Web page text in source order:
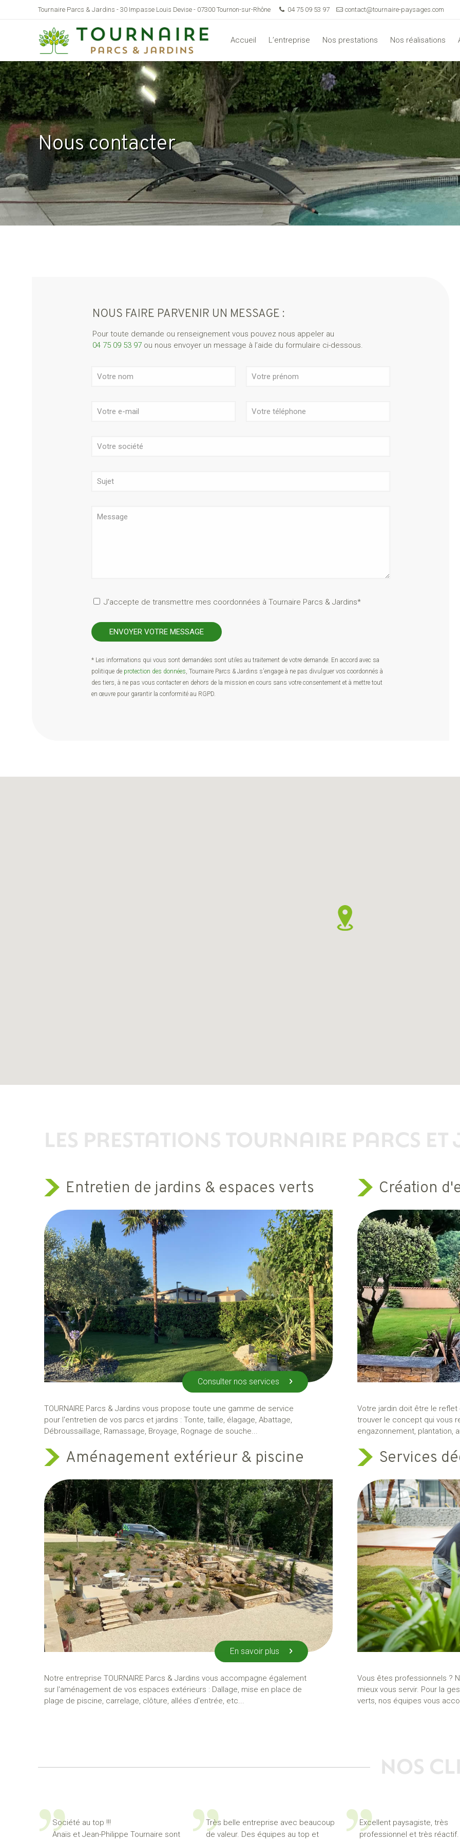
Tournaire Parcs & Jardins - 30 Impasse Louis Devise - 07300 Tournon-sur-Rhône 04 75 09 53 97 contact@tournaire-paysages.com
Accueil L’entreprise Nos prestations Nos réalisations
Nous contacter
NOUS FAIRE PARVENIR UN MESSAGE :
Pour toute demande ou renseignement vous pouvez nous appeler au
04 75 09 53 97ou nous envoyer un message à l’aide du formulaire ci-dessous.
J'accepte de transmettre mes coordonnées à Tournaire Parcs & Jardins*
* Les informations qui vous sont demandées sont utiles au traitement de votre demande. En accord avec sa
politique de protection des données, Tournaire Parcs & Jardins s'engage à ne pas divulguer vos coordonnés à
des tiers, à ne pas vous contacter en dehors de la mission en cours sans votre consentement et à mettre tout
en œuvre pour garantir la conformité au RGPD.
LES PRESTATIONS TOURNAIRE PARCS ET
Entretien de jardins & espaces verts
Consulter nos services
TOURNAIRE Parcs & Jardins vous propose toute une gamme de service
pour l'entretien de vos parcs et jardins : Tonte, taille, élagage, Abattage,
Débroussaillage, Ramassage, Broyage, Rognage de souche...
Création
Votre jardin doit être le
trouver le concept qui vous
engazonnement, plantation,
Aménagement extérieur & piscine
En savoir plus
Notre entreprise TOURNAIRE Parcs & Jardins vous accompagne également
sur l'aménagement de vos espaces extérieurs : Dallage, mise en place de
plage de piscine, carrelage, clôture, allées d'entrée, etc...
Services
Vous êtes professionnels ?
mieux vous servir. Pour la
verts, nos équipes vous
NOS
Société au top !!!
Anaïs et Jean-Philippe Tournaire sont
Très belle entreprise avec beaucoup
de valeur. Des équipes au top et
Excellent paysagiste, très
professionnel et très réactif.